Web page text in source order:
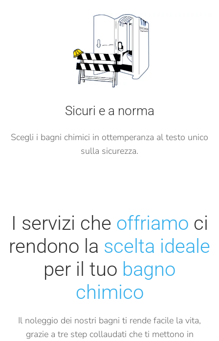
Sicuri e a norma
Scegli i bagni chimici in ottemperanza al testo unico
sulla sicurezza.
I servizi che offriamo ci
rendono la scelta ideale
per il tuo bagno
chimico
Il noleggio dei nostri bagni ti rende facile la vita,
grazie a tre step collaudati che ti mettono in